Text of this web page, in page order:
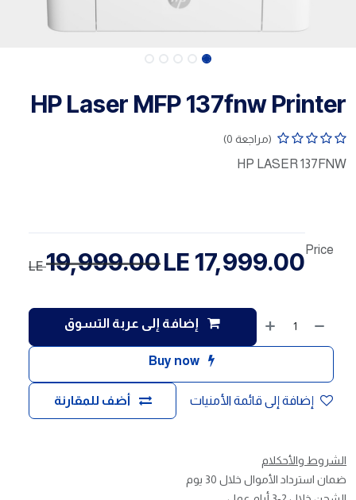
HP Laser MFP 137fnw Printer
(مراجعة 0)
HP LASER 137FNW
إضافة إلى عربة التسوق
Buy now
أضف للمقارنة إضافة إلى قائمة الأمنيات
Price
17,999.00
19,999.00
LE
الشروط والأحكلام
ضمان استرداد الأموال خلال 30 يوم